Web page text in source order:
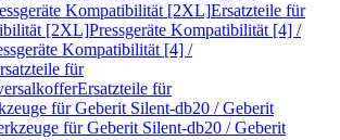
Kompatibilität [2XL]Ersatzteile für
[2XL]Pressgeräte Kompatibilität [4] /
Kompatibilität [4] /
für
Ersatzteile für
für Geberit Silent-db20 / Geberit
für Geberit Silent-db20 / Geberit